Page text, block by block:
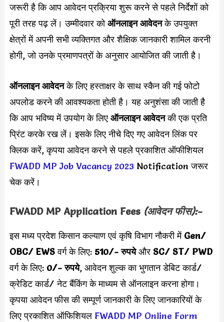
जरूरी है कि आप आवेदन प्रक्रिया शुरू करने से पहले निर्देशों को
पूरी तरह पढ़ लें। उम्मीदवार कोऑनलाइन आवेदनके उपयुक्त
क्षेत्रों में अपनी सभी व्यक्तिगत और शैक्षिक जानकारी शामिल करनी
होगी, जो उनके प्रमाणपत्रों के अनुसार आयोजित की जाती है।
ऑनलाइन आवेदनके लिए हस्ताक्षर के साथ स्कैन की गई फोटो
अपलोड करने की आवश्यकता होती है। यह अनुशंसा की जाती है
कि आप भविष्य में उपयोग के लिए ऑनलाइन आवेदनकी एक प्रति
प्रिंट करके रख लें। इसके लिए नीचे दिए गए आवेदन लिंक पर
क्लिक करें, कृपया आवेदन करने से पहले प्रकाशित ऑफीशियल
FWADD MP Job Vacancy 2023Notification जरूर
चेक करें।
FWADD MP Application Fees (आवेदन फीस):-
इस मध्य प्रदेश किसान कल्याण एवं कृषि विभाग नौकरी में Gen/
OBC/ EWSवर्ग के लिए:510/- रुपयेऔरSC/ ST/ PWD
वर्ग के लिए: 0/- रुपये, आवेदन शुल्क का भुगतान डेबिट कार्ड/
क्रेडिट कार्ड/ नेट बैंकिंग के माध्यम से ऑनलाइन करना होगा।
कृपया आवेदन फीस की सम्पूर्ण जानकारी के लिए जानकारियों के
लिए प्रकाशित ऑफिशियल FWADD MP Online Form